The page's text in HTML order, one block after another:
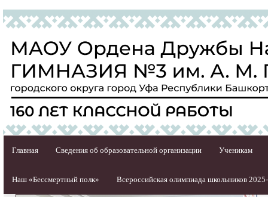
Главная Сведения об образовательной организации Ученикам
Наш «Бессмертный полк» Всероссийская олимпиада школьников